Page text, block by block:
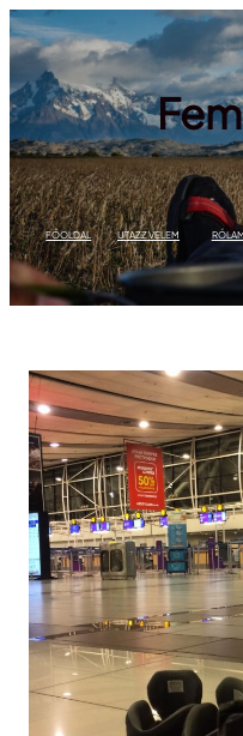
Ugrás
a
tartalomhoz
FŐOLDAL UTAZZ VELEM